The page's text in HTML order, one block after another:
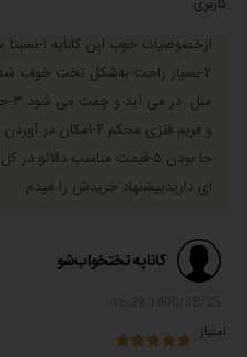
مبل های تختخواب شو برای کارکرد
ساخته شده اند، به همین دلیل است
کاناپه های تختخواب شو است این مبل
دارند.
۲-بسیار راحت به‌شکل تخت
و فریم فلزی محکم ۴-
جا بودن ۵-قیمت مناسب
ای داریدپیشنهاد خریدش را میدم
کاناپه تختخواب‌شو
امتیاز